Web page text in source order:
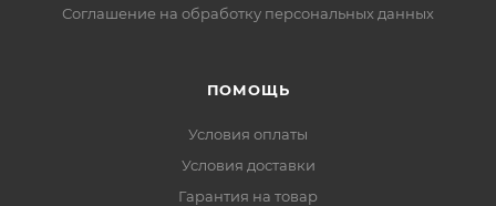
Соглашение на обработку персональных данных
ПОМОЩЬ
Условия оплаты
Условия доставки
Гарантия на товар